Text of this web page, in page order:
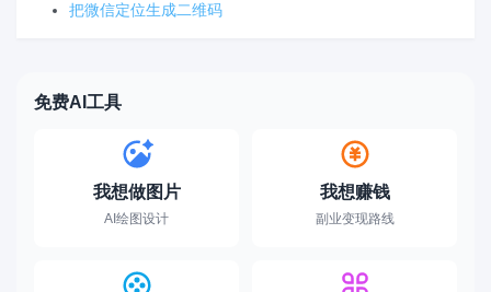
把微信定位生成二维码
免费AI工具
我想做图片
AI绘图设计
我想赚钱
副业变现路线